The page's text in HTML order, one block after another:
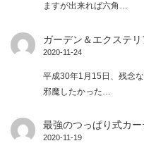
ますが出来れば六角…
ガーデン＆エクステ
2020-11-24
平成30年1月15日、残念
邪魔したかった…
最強のつっぱり式カ
2020-11-19